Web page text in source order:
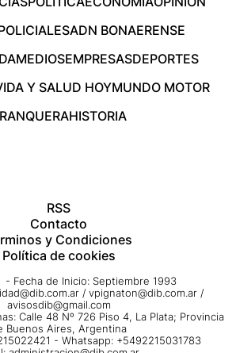
ADN BONAERENSE
MEDIOSEMPRESASDEPORTES
Y SALUD HOYMUNDO MOTOR
HISTORIA
RSS
Contacto
y Condiciones
Política de cookies
- Fecha de Inicio: Septiembre 1993
/ vpignaton@dib.com.ar /
avisosdib@gmail.com
Calle 48 Nº 726 Piso 4, La Plata; Provincia
Buenos Aires, Argentina
- Whatsapp: +5492215031783